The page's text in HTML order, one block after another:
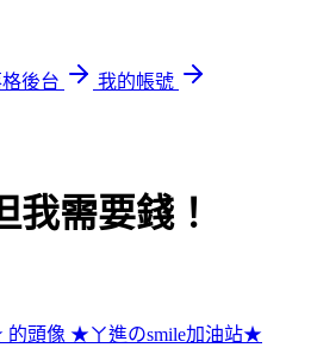
後台
我的帳號
我需要錢！
★ㄚ進のsmile加油站★